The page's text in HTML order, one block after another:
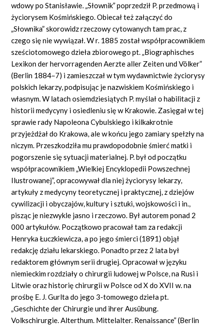
wdowy po Stanisławie. „Słownik” poprzedził P. przedmową i
życiorysem Kośmińskiego. Obiecał też załączyć do
„Słownika” skorowidz rzeczowy cytowanych tam prac, z
czego się nie wywiązał. W r. 1885 został współpracownikiem
sześciotomowego dzieła zbiorowego pt. „Biographisches
Lexikon der hervorragenden Aerzte aller Zeiten und Völker”
(Berlin 1884–7) i zamieszczał w tym wydawnictwie życiorysy
polskich lekarzy, podpisując je nazwiskiem Kośmińskiego i
własnym. W latach osiemdziesiątych P. myślał o habilitacji z
historii medycyny i osiedleniu się w Krakowie. Zasięgał w tej
sprawie rady Napoleona Cybulskiego i kilkakrotnie
przyjeżdżał do Krakowa, ale w końcu jego zamiary spełzły na
niczym. Przeszkodziła mu prawdopodobnie śmierć matki i
pogorszenie się sytuacji materialnej. P. był od początku
współpracownikiem „Wielkiej Encyklopedii Powszechnej
Ilustrowanej”, opracowywał dla niej życiorysy lekarzy,
artykuły z medycyny teoretycznej i praktycznej, z dziejów
cywilizacji i obyczajów, kultury i sztuki, wojskowości i in.,
pisząc je niezwykle jasno i rzeczowo. Był autorem ponad 2
000 artykułów. Początkowo pracował tam za redakcji
Henryka Łuczkiewicza, a po jego śmierci (1891) objął
redakcję działu lekarskiego. Ponadto przez 2 lata był
redaktorem głównym serii drugiej. Opracował w języku
niemieckim rozdziały o chirurgii ludowej w Polsce, na Rusi i
Litwie oraz historię chirurgii w Polsce od X do XVII w. na
prośbę E. J. Gurlta do jego 3-tomowego dzieła pt.
„Geschichte der Chirurgie und ihrer Ausübung.
Volkschirurgie. Alterthum. Mittelalter. Renaissance” (Berlin